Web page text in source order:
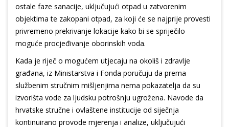
ostale faze sanacije, uključujući otpad u zatvorenim
objektima te zakopani otpad, za koji će se najprije provesti
privremeno prekrivanje lokacije kako bi se spriječilo
moguće procjeđivanje oborinskih voda.
Kada je riječ o mogućem utjecaju na okoliš i zdravlje
građana, iz Ministarstva i Fonda poručuju da prema
službenim stručnim mišljenjima nema pokazatelja da su
izvorišta vode za ljudsku potrošnju ugrožena. Navode da
hrvatske stručne i ovlaštene institucije od siječnja
kontinuirano provode mjerenja i analize, uključujući